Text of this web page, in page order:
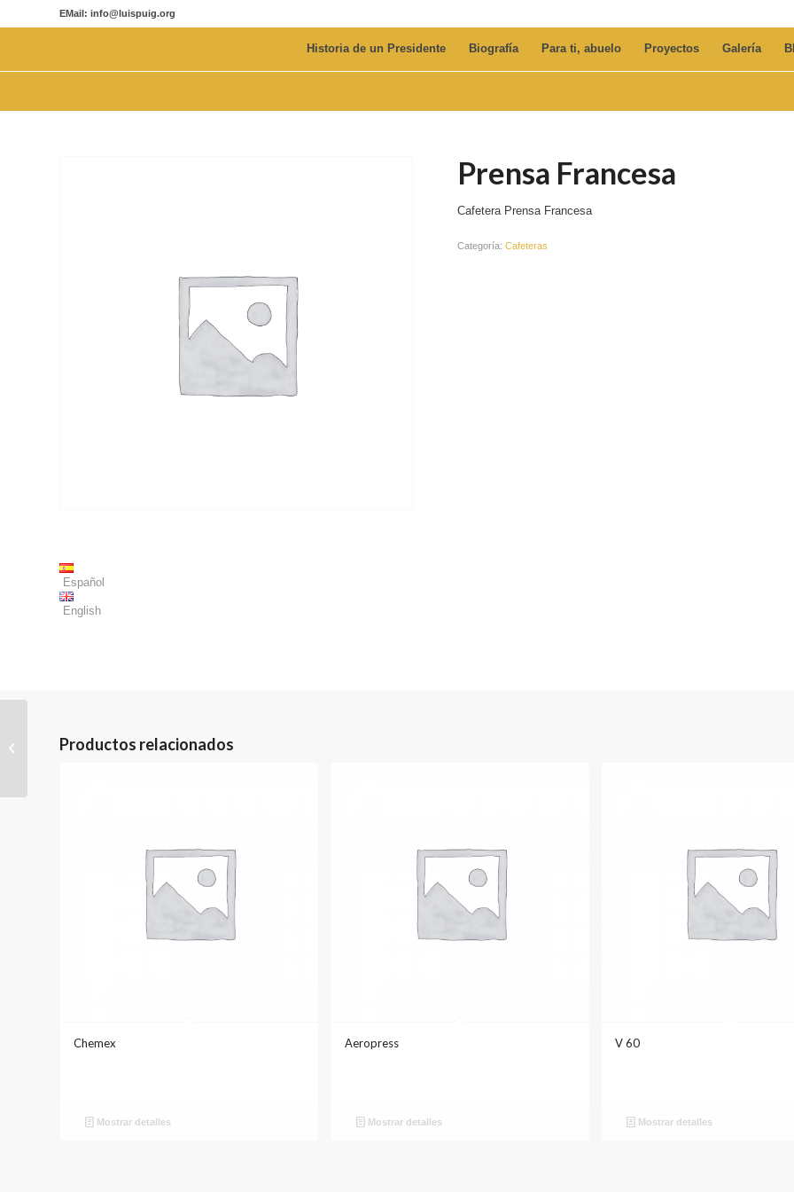
EMail: info@luispuig.org
Historia de un Presidente Biografía Para ti, abuelo Proyectos Galería
Español
English
Prensa Francesa
Cafetera Prensa Francesa
Categoría:Cafeteras
Productos relacionados
Chemex
Mostrar detalles
Aeropress
Mostrar detalles
V 60
Mostrar detalles
Chemex